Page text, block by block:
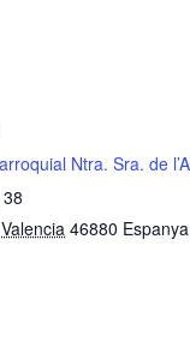
Ntra. Sra. de
Valencia 46880 Espanya